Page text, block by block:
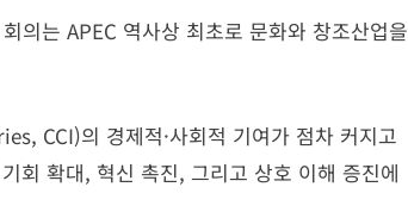
의는 APEC 역사상 최초로 문화와 창조산업을
CCI)의 경제적·사회적 기여가 점차 커지고
회 확대, 혁신 촉진, 그리고 상호 이해 증진에